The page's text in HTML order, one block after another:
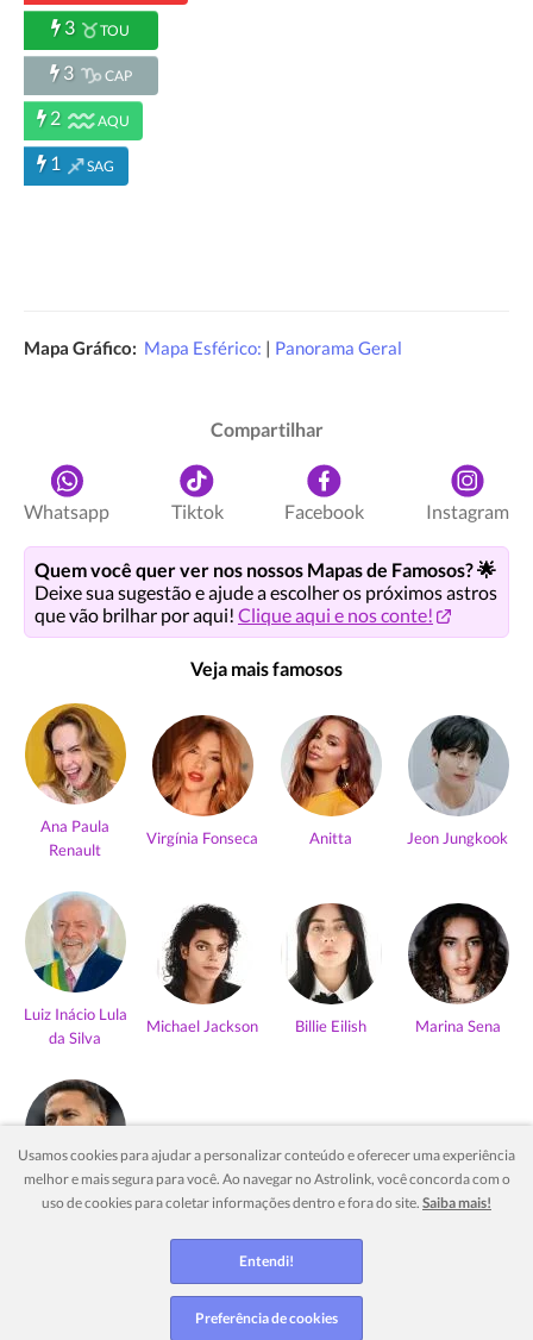
3 TOU
3 CAP
2 AQU
1 SAG
Mapa Gráfico: Mapa Esférico: | Panorama Geral
Compartilhar
Whatsapp Tiktok Facebook Instagram
Quem você quer ver nos nossos Mapas de Famosos? 🌟
Deixe sua sugestão e ajude a escolher os próximos astros
que vão brilhar por aqui! Clique aqui e nos conte!
Veja mais famosos
Ana Paula
Renault
Virgínia Fonseca Anitta Jeon Jungkook
Luiz Inácio Lula
da Silva
Michael Jackson Billie Eilish Marina Sena
Neymar Jr
Ver mais
Usamos cookies para ajudar a personalizar conteúdo e oferecer uma experiência
melhor e mais segura para você. Ao navegar no Astrolink, você concorda com o
uso de cookies para coletar informações dentro e fora do site. Saiba mais!
Entendi!
Preferência de cookies